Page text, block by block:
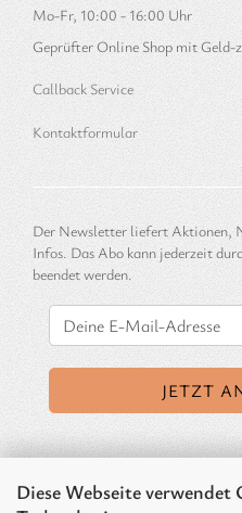
Diese Webseite verwendet
Mo-Fr, 10:00 - 16:00 Uhr
Geprüfter Online Shop mit Geld-
Callback Service
Kontaktformular
Der Newsletter liefert Aktionen,
Infos. Das Abo kann jederzeit
beendet werden.